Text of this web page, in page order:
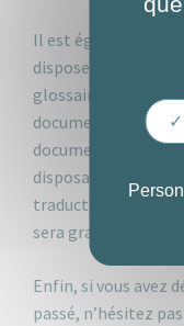
Il est également
disposer d’une
glossaire bilingue
document. Cela est
document présente
disposant en
traducteur sera
sera grandement
Enfin, si vous avez
passé, n’hésitez
✓